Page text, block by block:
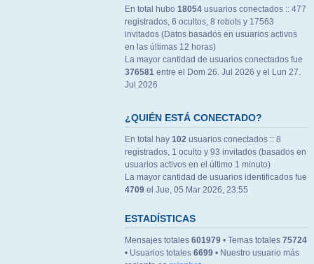
En total hubo 18054 usuarios conectados :: 477
registrados, 6 ocultos, 8 robots y 17563
invitados (Datos basados en usuarios activos
en las últimas 12 horas)
La mayor cantidad de usuarios conectados fue
376581 entre el Dom 26. Jul 2026 y el Lun 27.
Jul 2026
¿QUIÉN ESTÁ CONECTADO?
En total hay 102 usuarios conectados :: 8
registrados, 1 oculto y 93 invitados (basados en
usuarios activos en el último 1 minuto)
La mayor cantidad de usuarios identificados fue
4709 el Jue, 05 Mar 2026, 23:55
ESTADÍSTICAS
Mensajes totales 601979 • Temas totales 75724
• Usuarios totales 6699 • Nuestro usuario más